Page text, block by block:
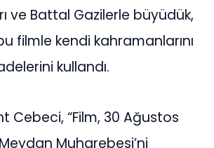
ve Battal Gazilerle büyüdük,
filmle kendi kahramanlarını
kullandı.
Cebeci, “Film, 30 Ağustos
Muharebesi’ni